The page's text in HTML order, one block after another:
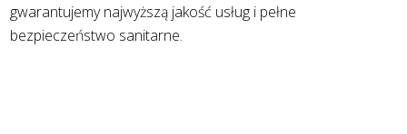
gwarantujemy najwyższą jakość usług i pełne
bezpieczeństwo sanitarne.